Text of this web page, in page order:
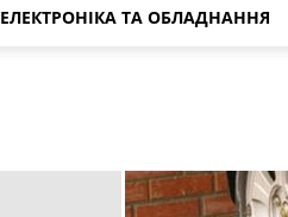
ЕЛЕКТРОНІКА ТА ОБЛАДНАННЯ